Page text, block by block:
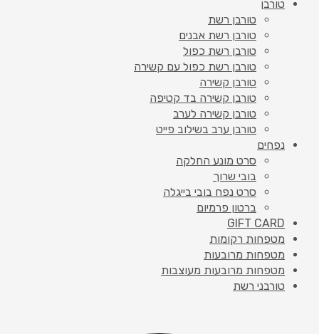
טורבן
טורבן רשת
טורבן רשת אבנים
טורבן רשת כפול
טורבן רשת כפול עם קשירה
טורבן קשירה
טורבן קשירה בד קטיפה
טורבן קשירה לערב
טורבן ערב בשילוב פייט
נפחים
סרט מונע החלקה
בובי שרוך
סרט נפח בובי בייגלה
ברטון פרמיום
GIFT CARD
מטפחות רקומות
מטפחות מרובעות
מטפחות מרובעות מעוצבות
טורבני רשת